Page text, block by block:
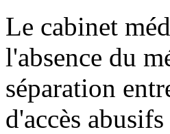
Le cabinet
l'absence du
séparation
d'accès